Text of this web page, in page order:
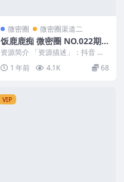
微密圈 微密圈渠道二
饭鹿鹿痴 微密圈 NO.022期
最新至：2025.2.5
资源简介 「资源描述」：抖音 饭
鹿鹿痴 微密圈 NO.022期 【39P2
V】最...
1 年前 4.1K 68
VIP